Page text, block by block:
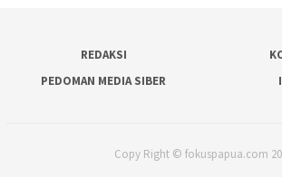
REDAKSI
PEDOMAN MEDIA SIBER
Copy Right © fokuspapua.com